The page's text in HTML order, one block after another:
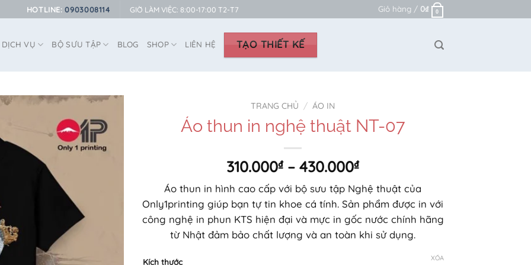
HOTLINE:0903008114 GIỜ LÀM VIỆC: 8:00-17:00 T2-T7 Giỏ hàng / 0₫ 0
DỊCH VỤ BỘ SƯU TẬP BLOG SHOP LIÊN HỆ TẠO THIẾT KẾ
TRANG CHỦ / ÁO IN
Áo thun in nghệ thuật NT-07
310.000₫ – 430.000₫Khoảng
giá:
từ
310.000₫
đến
430.000₫
Áo thun in hình cao cấp với bộ sưu tập Nghệ thuật của
Only1printing giúp bạn tự tin khoe cá tính. Sản phẩm được in với
công nghệ in phun KTS hiện đại và mực in gốc nước chính hãng
từ Nhật đảm bảo chất lượng và an toàn khi sử dụng.
Kích thước XÓA